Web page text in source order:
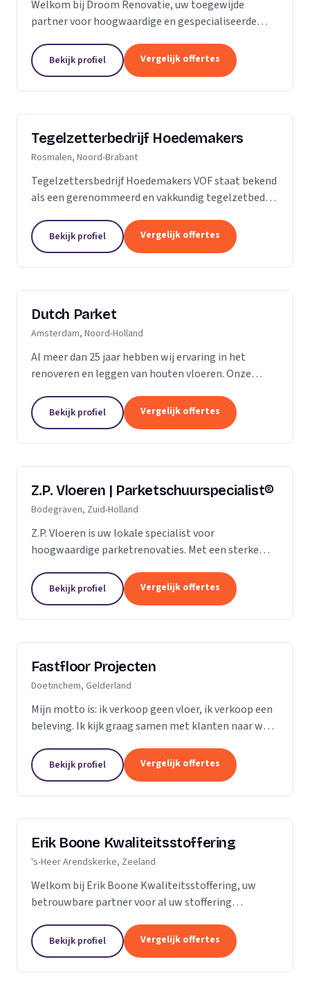
Welkom bij Droom Renovatie, uw toegewijde
partner voor hoogwaardige en gespecialiseerde
is dan slechts een plek; het is een weerspiegeling
van uw...
Bekijk profiel Vergelijk offertes
Tegelzetterbedrijf Hoedemakers
Rosmalen, Noord-Brabant
Tegelzettersbedrijf Hoedemakers VOF staat bekend
als een gerenommeerd en vakkundig tegelzetbedrijf
vloertegels en diverse soorten natuursteen. Grotere
of...
Bekijk profiel Vergelijk offertes
Dutch Parket
Amsterdam, Noord-Holland
Al meer dan 25 jaar hebben wij ervaring in het
renoveren en leggen van houten vloeren. Onze
jaren leveren. Of het gaat om een nieuwe vloer of
een...
Bekijk profiel Vergelijk offertes
Z.P. Vloeren | Parketschuurspecialist®
Bodegraven, Zuid-Holland
Z.P. Vloeren is uw lokale specialist voor
hoogwaardige parketrenovaties. Met een sterke
den Rijn en Gouda, bieden we onze diensten aan
zowel...
Bekijk profiel Vergelijk offertes
Fastfloor Projecten
Doetinchem, Gelderland
Mijn motto is: ik verkoop geen vloer, ik verkoop een
beleving. Ik kijk graag samen met klanten naar wat
luister. Niet de stalen of onze showroom,...
Bekijk profiel Vergelijk offertes
Erik Boone Kwaliteitsstoffering
's-Heer Arendskerke, Zeeland
Welkom bij Erik Boone Kwaliteitsstoffering, uw
betrouwbare partner voor al uw stoffering
gespecialiseerd in de stoffering van vloeren en alle
soorten...
Bekijk profiel Vergelijk offertes